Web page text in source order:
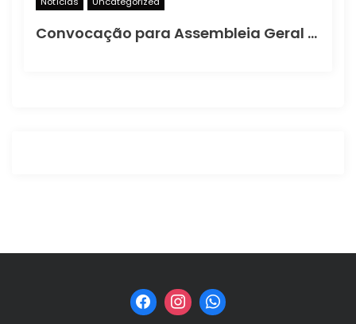
Convocação para Assembleia Geral Extraordinária